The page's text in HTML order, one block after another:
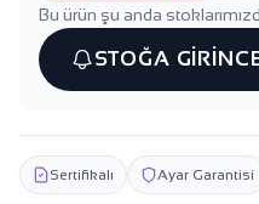
Bu ürün şu anda
STOĞA
Sertifikalı Ayar Garantisi